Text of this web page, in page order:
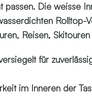
Die weisse
Reisen,
für
im Inneren der